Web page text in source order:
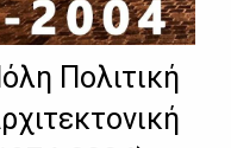
Πολιτική